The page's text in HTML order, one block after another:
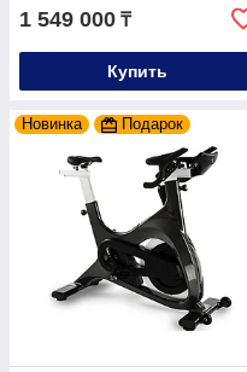
1 549 000 ₸
Купить
Новинка Подарок